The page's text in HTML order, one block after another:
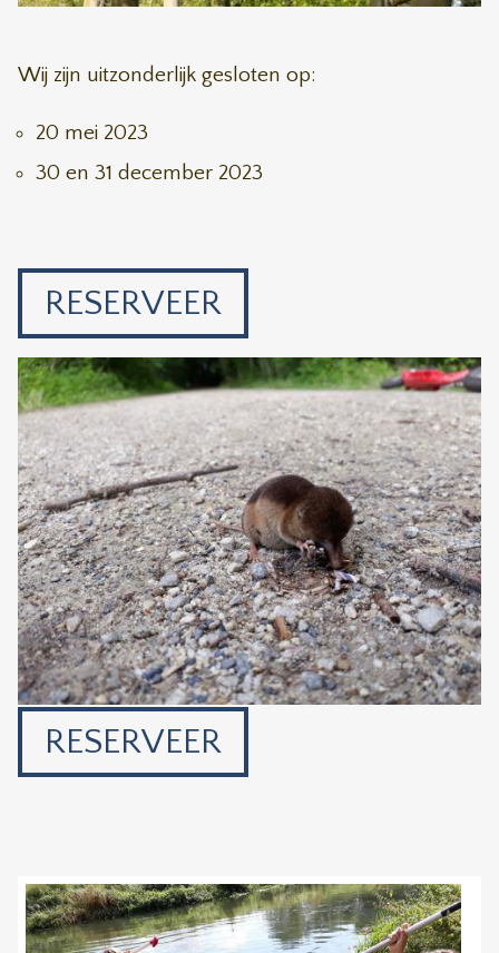
Wij zijn uitzonderlijk gesloten op:
20 mei 2023
30 en 31 december 2023
RESERVEER
RESERVEER